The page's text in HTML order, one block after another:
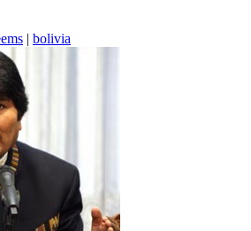
| bolivia